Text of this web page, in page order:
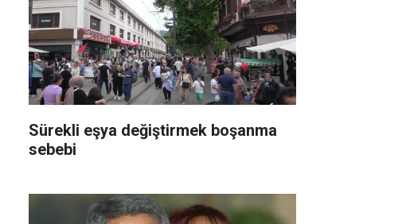
Sürekli eşya değiştirmek boşanma
sebebi